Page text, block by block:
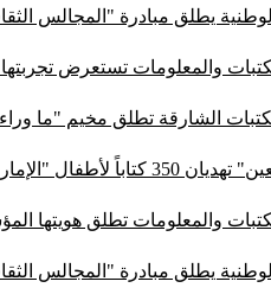
يطلق مبادرة "المجالس
والمعلومات تستعرض
الشارقة تطلق مخيم "ما
"الإمارات الإنسانية"
والمعلومات تطلق هويتها
يطلق مبادرة "المجالس